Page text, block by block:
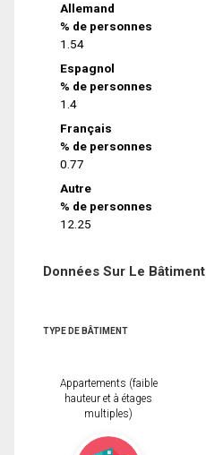
Allemand
% de personnes
1.54
Espagnol
% de personnes
1.4
Français
% de personnes
0.77
Autre
% de personnes
12.25
Données Sur Le Bâtiment
TYPE DE BÂTIMENT
Appartements (faible
hauteur et à étages
multiples)